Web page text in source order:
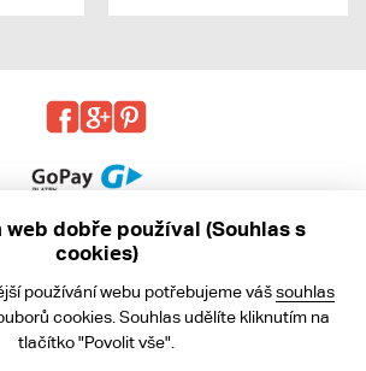
Obchodní podmínky
Ochrana osobních údajů
web dobře používal (Souhlas s
cookies)
používání webu potřebujeme vášsouhlas
cookies. Souhlas udělíte kliknutím na
tlačítko "Povolit vše".